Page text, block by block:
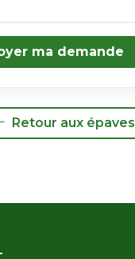
ma demande
Retour aux épaves